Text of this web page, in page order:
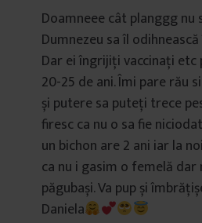
Doamneee cât planggg nu
Dumnezeu sa îl
Dar ei îngrijiți vaccinați
20-25 de ani. Îmi pare rău
și putere sa puteți trece
firesc ca nu o sa fie
un bichon are 2 ani iar la
ca nu i gasim o femelă dar
păgubași. Va pup și
Daniela